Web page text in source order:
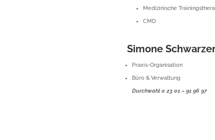
Medizinische
CMD
Simone
Praxis-Organisation
Büro & Verwaltung
Durchwahl 0 23 01 – 91 96 97